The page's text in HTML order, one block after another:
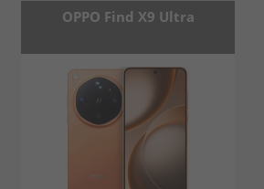
OPPO Find X9 Ultra